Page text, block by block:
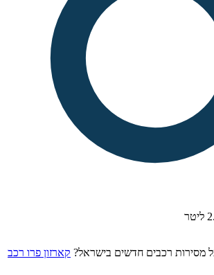
מסירות רכבים חדשים בישראל? קארזון פרו רכב